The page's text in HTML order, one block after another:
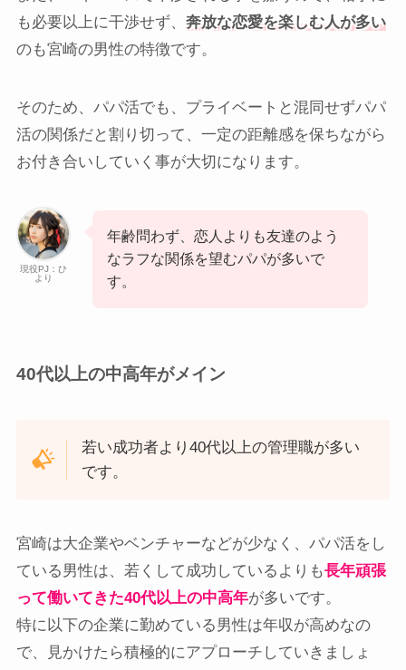
も必要以上に干渉せず、 奔放な恋愛を楽しむ人が多い
のも宮崎の男性の特徴です。
そのため、パパ活でも、プライベートと混同せずパパ
活の関係だと割り切って、一定の距離感を保ちながら
お付き合いしていく事が大切になります。
現役PJ：ひ
より
年齢問わず、恋人よりも友達のよう
なラフな関係を望むパパが多いで
す。
40代以上の中高年がメイン
若い成功者より40代以上の管理職が多い
です。
宮崎は大企業やベンチャーなどが少なく、パパ活をし
ている男性は、若くして成功しているよりも長年頑張
って働いてきた40代以上の中高年が多いです。
特に以下の企業に勤めている男性は年収が高めなの
で、見かけたら積極的にアプローチしていきましょ